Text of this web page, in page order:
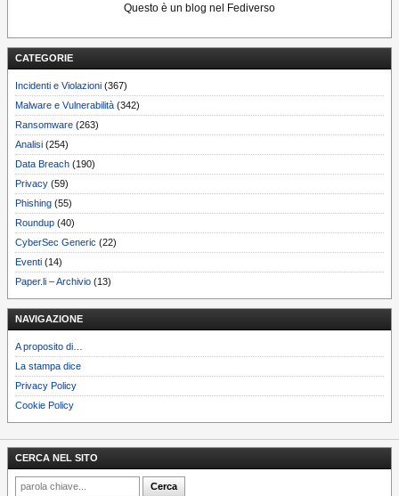
Questo è un blog nel Fediverso
CATEGORIE
Incidenti e Violazioni (367)
Malware e Vulnerabilità (342)
Ransomware (263)
Analisi (254)
Data Breach (190)
Privacy (59)
Phishing (55)
Roundup (40)
CyberSec Generic (22)
Eventi (14)
Paper.li – Archivio (13)
NAVIGAZIONE
A proposito di…
La stampa dice
Privacy Policy
Cookie Policy
CERCA NEL SITO